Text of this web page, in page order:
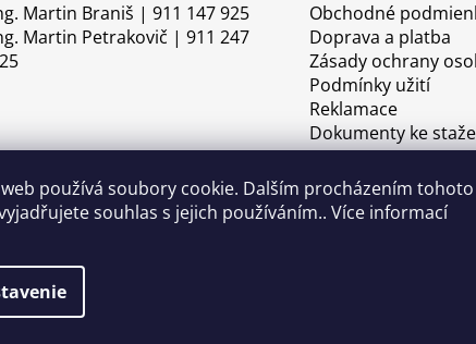
používá soubory cookie. Dalším procházením tohoto
souhlas s jejich používáním.. Více informací
Martin Braniš | 911 147 925
Martin Petrakovič | 911 247
Obchodné
Doprava a platba
Zásady ochrany
Podmínky užití
Reklamace
Dokumenty ke